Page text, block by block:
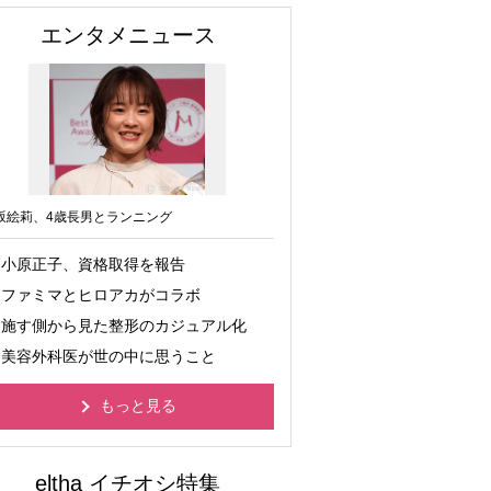
エンタメニュース
絵莉、4歳長男とランニング
小原正子、資格取得を報告
ファミマとヒロアカがコラボ
施す側から見た整形のカジュアル化
美容外科医が世の中に思うこと
もっと見る